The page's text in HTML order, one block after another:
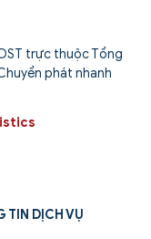
trực thuộc Tổng
phát nhanh
TIN DỊCH VỤ